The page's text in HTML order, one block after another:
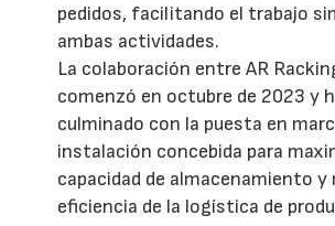
pedidos, facilitando el trabajo
ambas actividades.
La colaboración entre AR
comenzó en octubre de 2023 y
culminado con la puesta en
instalación concebida para
capacidad de almacenamiento y
eficiencia de la logística de